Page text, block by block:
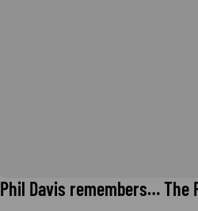
Phil Davis remembers… The